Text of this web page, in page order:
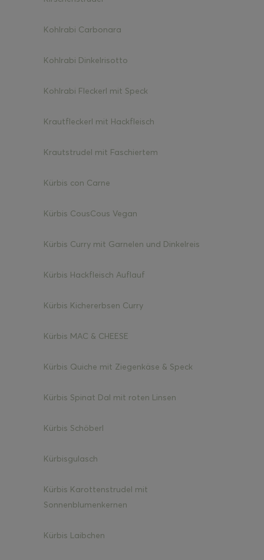
Kohlrabi Carbonara
Kohlrabi Dinkelrisotto
Kohlrabi Fleckerl mit Speck
Krautfleckerl mit Hackfleisch
Krautstrudel mit Faschiertem
Kürbis con Carne
Kürbis CousCous Vegan
Kürbis Curry mit Garnelen und Dinkelreis
Kürbis Hackfleisch Auflauf
Kürbis Kichererbsen Curry
Kürbis MAC & CHEESE
Kürbis Quiche mit Ziegenkäse & Speck
Kürbis Spinat Dal mit roten Linsen
Kürbis Schöberl
Kürbisgulasch
Kürbis Karottenstrudel mit
Sonnenblumenkernen
Kürbis Laibchen